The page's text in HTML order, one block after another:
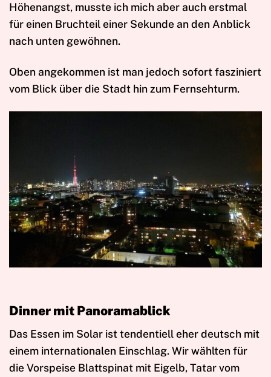
Höhenangst, musste ich mich aber auch erstmal
für einen Bruchteil einer Sekunde an den Anblick
nach unten gewöhnen.
Oben angekommen ist man jedoch sofort fasziniert
vom Blick über die Stadt hin zum Fernsehturm.
Dinner mit Panoramablick
Das Essen im Solar ist tendentiell eher deutsch mit
einem internationalen Einschlag. Wir wählten für
die Vorspeise Blattspinat mit Eigelb, Tatar vom